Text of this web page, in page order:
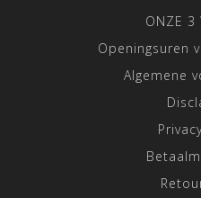
ONZE 3
Openingsuren
Algemene